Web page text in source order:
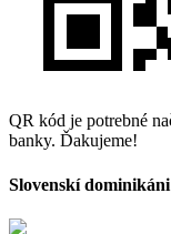
QR kód je potrebné
banky. Ďakujeme!
Slovenskí dominikáni